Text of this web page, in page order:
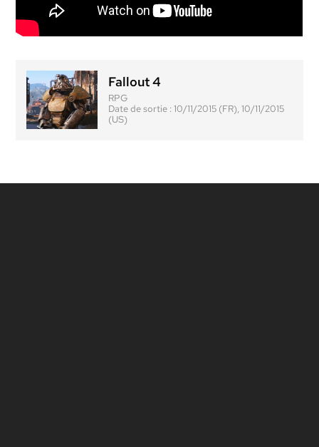
Fallout 4
RPG
Date de sortie : 10/11/2015 (FR), 10/11/2015
(US)